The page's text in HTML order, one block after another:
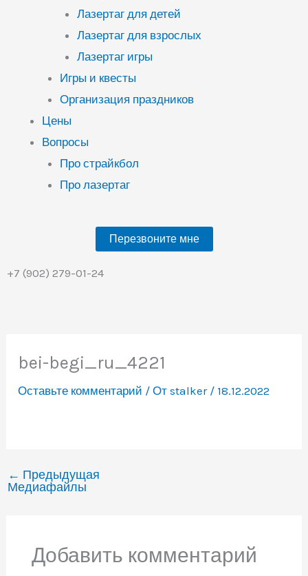
Лазертаг для детей
Лазертаг для взрослых
Лазертаг игры
Игры и квесты
Организация праздников
Цены
Вопросы
Про страйкбол
Про лазертаг
Перезвоните мне
+7 (902) 279-01-24
bei-begi_ru_4221
Оставьте комментарий / Отstalker / 18.12.2022
← Предыдущая
Медиафайлы
Добавить комментарий